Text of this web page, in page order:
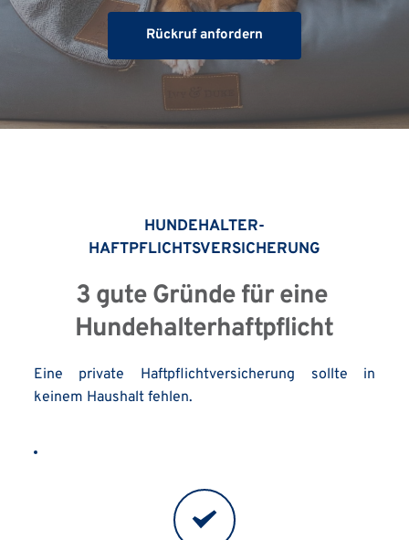
Rückruf anfordern
HUNDEHALTER-
HAFTPFLICHTSVERSICHERUNG
3 gute Gründe für eine
Hundehalterhaftpflicht
Eine private Haftpflichtversicherung sollte in
keinem Haushalt fehlen.